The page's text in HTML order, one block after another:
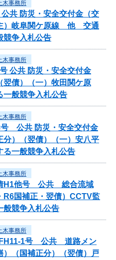
木事務所
共 防災・安全交付金（交
）岐阜関ケ原線 他 交通
競争入札公告
木事務所
公共 防災・安全交付金
翌債）（一）牧田関ケ原
般競争入札公告
木事務所
公共 防災・安全交付金
分）（翌債）（一）安八平
一般競争入札公告
木事務所
情H1他号 公共 総合流域
R6国補正・翌債）CCTV監
般競争入札公告
木事務所
1号 公共 道路メン
）（国補正分）（翌債）戸